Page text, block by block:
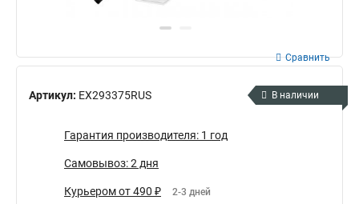
Артикул: EX293375RUS
Сравнить
В наличии
Гарантия производителя: 1 год
Самовывоз: 2 дня
Курьером от 490 ₽ 2-3 дней